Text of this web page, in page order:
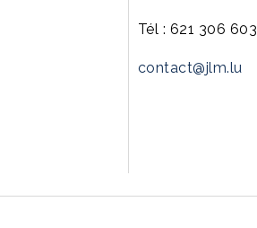
Tél : 621 306 603
contact@jlm.lu